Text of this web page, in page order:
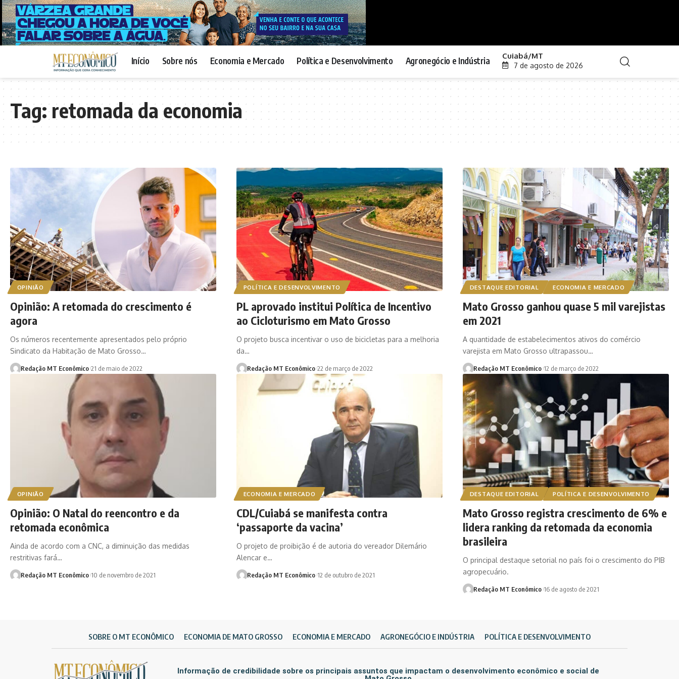
Início Sobre nós Economia e Mercado Política e Desenvolvimento Agronegócio e Indústria Cuiabá/MT
7 de agosto de 2026
Tag:retomada da economia
OPINIÃO
Opinião: A retomada do crescimento é
agora
Os números recentemente apresentados pelo próprio
Sindicato da Habitação de Mato Grosso…
Redação MT Econômico 21 de maio de 2022
POLÍTICA E DESENVOLVIMENTO
PL aprovado institui Política de Incentivo
ao Cicloturismo em Mato Grosso
O projeto busca incentivar o uso de bicicletas para a melhoria
da…
Redação MT Econômico 22 de março de 2022
DESTAQUE EDITORIAL ECONOMIA E MERCADO
Mato Grosso ganhou quase 5 mil varejistas
em 2021
A quantidade de estabelecimentos ativos do comércio
varejista em Mato Grosso ultrapassou…
Redação MT Econômico 12 de março de 2022
OPINIÃO
Opinião: O Natal do reencontro e da
retomada econômica
Ainda de acordo com a CNC, a diminuição das medidas
restritivas fará…
Redação MT Econômico 10 de novembro de 2021
ECONOMIA E MERCADO
CDL/Cuiabá se manifesta contra
‘passaporte da vacina’
O projeto de proibição é de autoria do vereador Dilemário
Alencar e…
Redação MT Econômico 12 de outubro de 2021
DESTAQUE EDITORIAL POLÍTICA E DESENVOLVIMENTO
Mato Grosso registra crescimento de 6% e
lidera ranking da retomada da economia
brasileira
O principal destaque setorial no país foi o crescimento do PIB
agropecuário.
Redação MT Econômico 16 de agosto de 2021
SOBRE O MT ECONÔMICO ECONOMIA DE MATO GROSSO ECONOMIA E MERCADO AGRONEGÓCIO E INDÚSTRIA POLÍTICA E DESENVOLVIMENTO
Informação de credibilidade sobre os principais assuntos que impactam o desenvolvimento econômico e social de